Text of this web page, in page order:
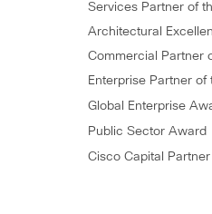
Services Partner of
Architectural
Commercial Partner
Enterprise Partner of
Global Enterprise
Public Sector Award
Cisco Capital